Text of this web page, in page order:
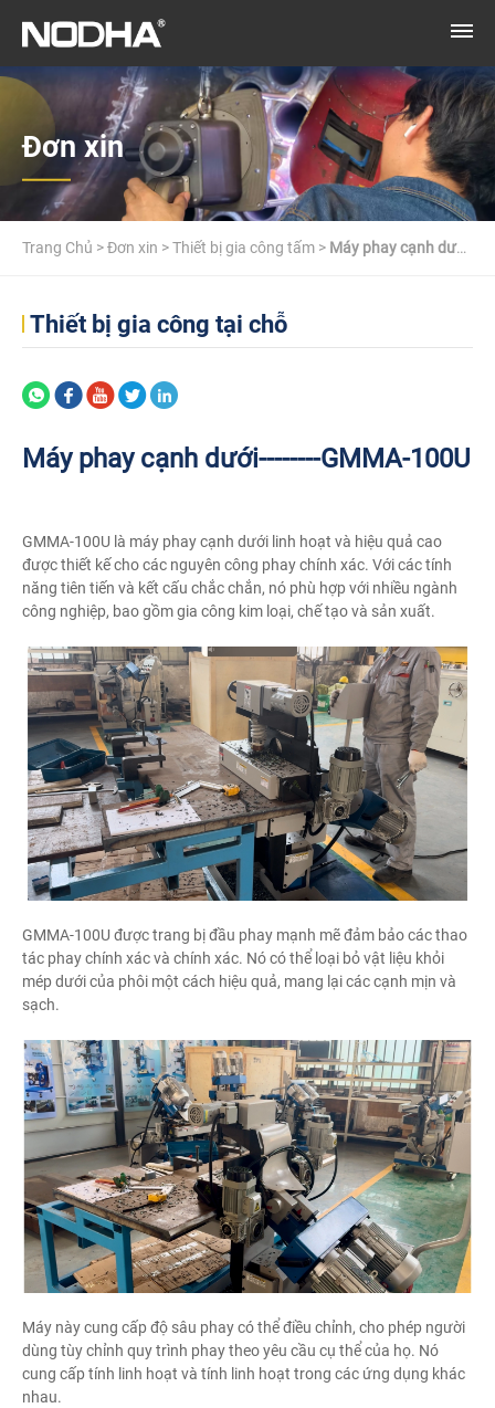
Đơn xin
Trang Chủ >Đơn xin >Thiết bị gia công tấm > Máy phay cạnh dưới-
Thiết bị gia công tại chỗ
Máy phay cạnh dưới--------GMMA-100U
GMMA-100U là máy phay cạnh dưới linh hoạt và hiệu quả cao
được thiết kế cho các nguyên công phay chính xác. Với các tính
năng tiên tiến và kết cấu chắc chắn, nó phù hợp với nhiều ngành
công nghiệp, bao gồm gia công kim loại, chế tạo và sản xuất.
GMMA-100U được trang bị đầu phay mạnh mẽ đảm bảo các thao
tác phay chính xác và chính xác. Nó có thể loại bỏ vật liệu khỏi
mép dưới của phôi một cách hiệu quả, mang lại các cạnh mịn và
sạch.
Máy này cung cấp độ sâu phay có thể điều chỉnh, cho phép người
dùng tùy chỉnh quy trình phay theo yêu cầu cụ thể của họ. Nó
cung cấp tính linh hoạt và tính linh hoạt trong các ứng dụng khác
nhau.